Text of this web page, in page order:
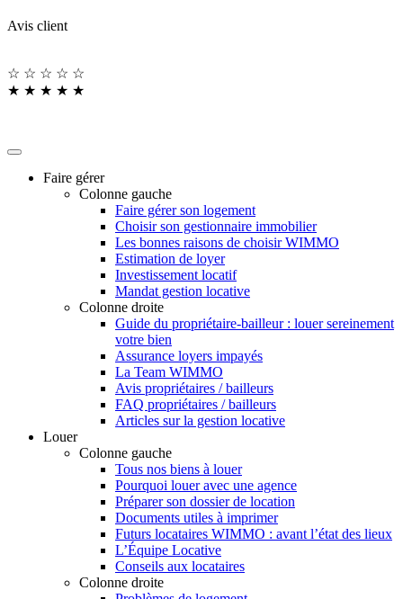
Avis client
☆ ☆ ☆ ☆ ☆
★ ★ ★ ★ ★
Faire gérer
Colonne gauche
Faire gérer son logement
Choisir son gestionnaire immobilier
Les bonnes raisons de choisir WIMMO
Estimation de loyer
Investissement locatif
Mandat gestion locative
Colonne droite
Guide du propriétaire-bailleur : louer sereinement
votre bien
Assurance loyers impayés
La Team WIMMO
Avis propriétaires / bailleurs
FAQ propriétaires / bailleurs
Articles sur la gestion locative
Louer
Colonne gauche
Tous nos biens à louer
Pourquoi louer avec une agence
Préparer son dossier de location
Documents utiles à imprimer
Futurs locataires WIMMO : avant l’état des lieux
L’Équipe Locative
Conseils aux locataires
Colonne droite